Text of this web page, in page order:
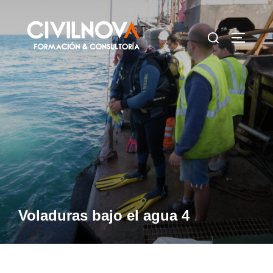
contenido
Buscar:
Voladuras bajo el agua 4